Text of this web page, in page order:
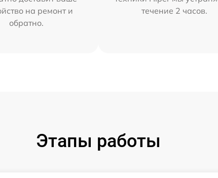
на ремонт и
обратно.
течение 2 часов.
Этапы работы